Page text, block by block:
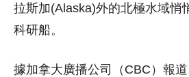
拉斯加(Alaska)外的北極水域悄
科研船。
據加拿大廣播公司（CBC）報道